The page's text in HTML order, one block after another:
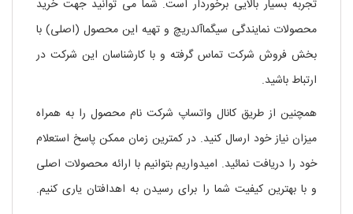
تجربه بسیار بالایی برخوردار است. شما می توانید جهت خرید
محصولات نمایندگی سیگماآلدریچ و تهیه این محصول (اصلی) با
بخش فروش شرکت تماس گرفته و با کارشناسان این شرکت در
ارتباط باشید.
همچنین از طریق کانال واتساپ شرکت نام محصول را به همراه
میزان نیاز خود ارسال کنید. در کمترین زمان ممکن پاسخ استعلام
خود را دریافت نمائید. امیدواریم بتوانیم با ارائه محصولات اصلی
و با بهترین کیفیت شما را برای رسیدن به اهدافتان یاری کنیم.